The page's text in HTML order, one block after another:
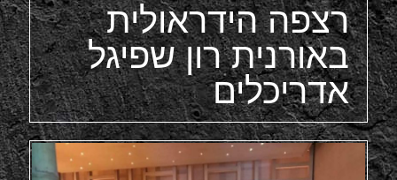
רצפה הידראולית
באורנית רון שפיגל
אדריכלים